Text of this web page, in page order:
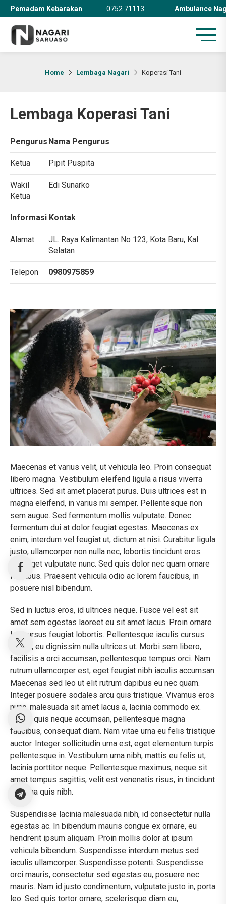
Pemadam Kebarakan 0752 71113 Ambulance
Home Lembaga Nagari Koperasi Tani
Lembaga Koperasi Tani
Pengurus Nama Pengurus
Ketua Pipit Puspita
Wakil
Ketua
Edi Sunarko
Informasi Kontak
Alamat
JL. Raya Kalimantan No 123, Kota Baru, Kal
Selatan
Telepon 0980975859
Maecenas et varius velit, ut vehicula leo. Proin consequat
libero magna. Vestibulum eleifend ligula a risus viverra
ultrices. Sed sit amet placerat purus. Duis ultrices est in
magna eleifend, in varius mi semper. Pellentesque non
sem augue. Sed fermentum mollis vulputate. Donec
fermentum dui at dolor feugiat egestas. Maecenas ex
enim, interdum vel feugiat ut, dictum at nisi. Curabitur ligula
justo, ullamcorper non nulla nec, lobortis tincidunt eros.
Sed eget vulputate nunc. Sed quis dolor nec quam ornare
faucibus. Praesent vehicula odio ac lorem faucibus, in
posuere nisl bibendum.
Sed in luctus eros, id ultrices neque. Fusce vel est sit
amet sem egestas laoreet eu sit amet lacus. Proin ornare
leo cursus feugiat lobortis. Pellentesque iaculis cursus
ipsum, eu dignissim nulla ultrices ut. Morbi sem libero,
facilisis a orci accumsan, pellentesque tempus orci. Nam
rutrum ullamcorper est, eget feugiat nibh iaculis accumsan.
Maecenas sed leo ut elit rutrum dapibus eu nec quam.
Integer posuere sodales arcu quis tristique. Vivamus eros
nunc, malesuada sit amet lacus a, lacinia commodo ex.
Fusce quis neque accumsan, pellentesque magna
faucibus, consequat diam. Nam vitae urna eu felis tristique
auctor. Integer sollicitudin urna est, eget elementum turpis
pellentesque in. Vestibulum urna nibh, mattis eu felis ut,
lacinia porttitor neque. Pellentesque maximus, neque sit
amet tempus sagittis, velit est venenatis risus, in tincidunt
leo urna quis nibh.
Suspendisse lacinia malesuada nibh, id consectetur nulla
egestas ac. In bibendum mauris congue ex ornare, eu
hendrerit ipsum aliquam. Proin mollis dolor at ipsum
vehicula bibendum. Suspendisse interdum metus sed
iaculis ullamcorper. Suspendisse potenti. Suspendisse
orci mauris, consectetur sed egestas eu, posuere nec
mauris. Nam id justo condimentum, vulputate justo in, porta
leo. Sed quis tortor ornare, scelerisque diam eu,